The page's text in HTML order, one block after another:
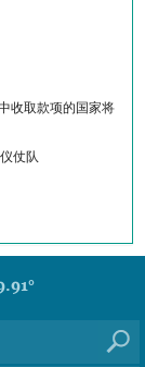
收取款项的国家将
仗队